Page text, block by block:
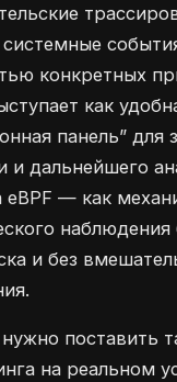
конкретных
как
панель” для
и дальнейшего
eBPF — как
наблюдения
и без
поставить
на реальном